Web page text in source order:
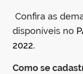
Confira as
disponíveis no
2022.
Como se